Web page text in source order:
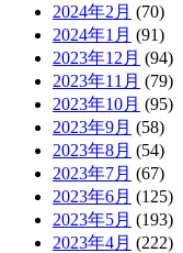
2024年2月 (70)
2024年1月 (91)
2023年12月 (94)
2023年11月 (79)
2023年10月 (95)
2023年9月 (58)
2023年8月 (54)
2023年7月 (67)
2023年6月 (125)
2023年5月 (193)
2023年4月 (222)